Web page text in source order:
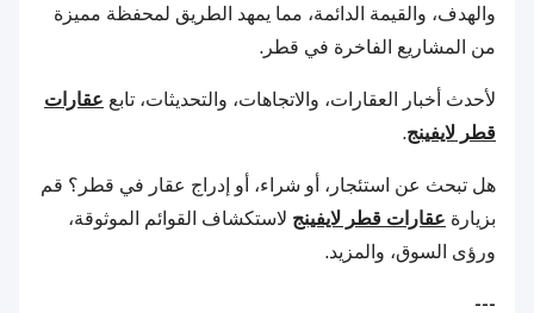
والهدف، والقيمة الدائمة، مما يمهد الطريق لمحفظة مميزة
من المشاريع الفاخرة في قطر.
لأحدث أخبار العقارات، والاتجاهات، والتحديثات، تابع عقارات
قطر لايفينج.
هل تبحث عن استئجار، أو شراء، أو إدراج عقار في قطر؟ قم
بزيارة عقارات قطر لايفينج لاستكشاف القوائم الموثوقة،
ورؤى السوق، والمزيد.
---